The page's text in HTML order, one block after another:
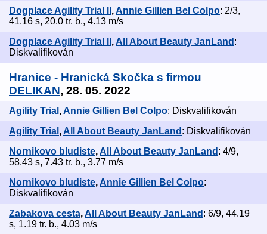
Dogplace Agility Trial II ,Annie Gillien Bel Colpo: 2/3,
41.16 s, 20.0 tr. b., 4.13 m/s
Dogplace Agility Trial II , All About Beauty JanLand :
Diskvalifikován
Hranice - Hranická Skočka s firmou
DELIKAN, 28. 05. 2022
Agility Trial ,Annie Gillien Bel Colpo: Diskvalifikován
Agility Trial , All About Beauty JanLand : Diskvalifikován
Nornikovo bludiste,All About Beauty JanLand : 4/9,
58.43 s, 7.43 tr. b., 3.77 m/s
Nornikovo bludiste, Annie Gillien Bel Colpo:
Diskvalifikován
Zabakova cesta,All About Beauty JanLand : 6/9, 44.19
s, 1.19 tr. b., 4.03 m/s